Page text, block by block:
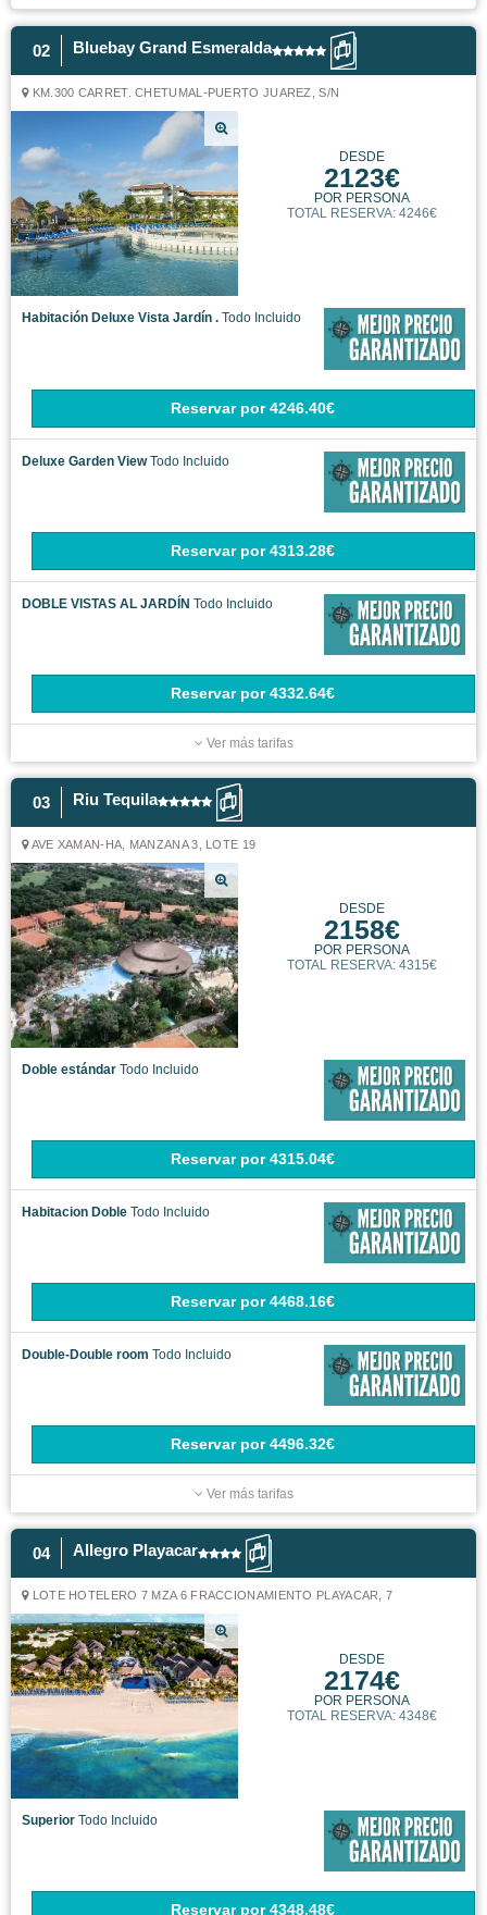
02 Bluebay Grand Esmeralda
KM.300 CARRET. CHETUMAL-PUERTO JUAREZ, S/N
DESDE
2123€
POR PERSONA
TOTAL RESERVA: 4246€
Habitación Deluxe Vista Jardín . Todo Incluido
Reservar por 4246.40€
Deluxe Garden ViewTodo Incluido
Reservar por 4313.28€
DOBLE VISTAS AL JARDÍN Todo Incluido
Reservar por 4332.64€
Ver más tarifas
03 Riu Tequila
AVE XAMAN-HA, MANZANA 3, LOTE 19
DESDE
2158€
POR PERSONA
TOTAL RESERVA: 4315€
Doble estándar Todo Incluido
Reservar por 4315.04€
Habitacion Doble Todo Incluido
Reservar por 4468.16€
Double-Double room Todo Incluido
Reservar por 4496.32€
Ver más tarifas
04 Allegro Playacar
LOTE HOTELERO 7 MZA 6 FRACCIONAMIENTO PLAYACAR, 7
DESDE
2174€
POR PERSONA
TOTAL RESERVA: 4348€
Superior Todo Incluido
Reservar por 4348.48€